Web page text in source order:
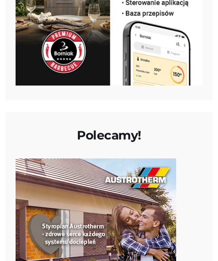
Polecamy!